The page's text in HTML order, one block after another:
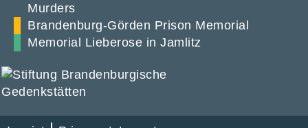
Murders
Brandenburg-Görden Prison Memorial
Memorial Lieberose in Jamlitz